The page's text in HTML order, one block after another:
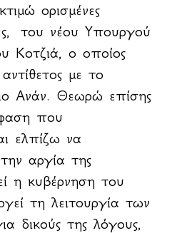
ορισμένες
του νέου Υπουργού
Κοτζιά, ο οποίος
με το
Ανάν. Θεωρώ επίσης
που
ελπίζω να
αργία της
η κυβέρνηση του
τη λειτουργία των
δικούς της λόγους,